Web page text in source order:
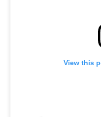
View this